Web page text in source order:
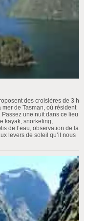
des croisières de 3 h
de Tasman, où résident
une nuit dans ce lieu
kayak, snorkeling,
de l’eau, observation de la
levers de soleil qu’il nous